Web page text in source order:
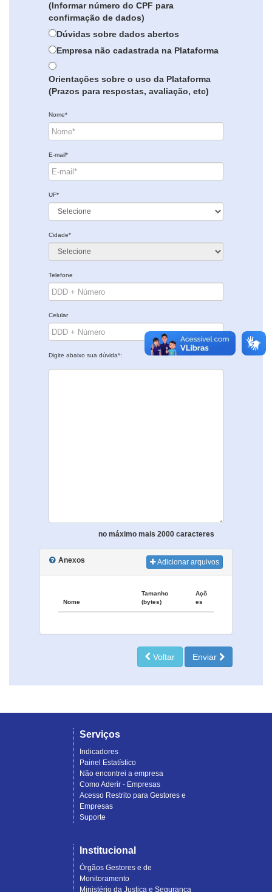
(Informar número do CPF para
confirmação de dados)
Dúvidas sobre dados abertos
Empresa não cadastrada na Plataforma
Orientações sobre o uso da Plataforma
(Prazos para respostas, avaliação, etc)
Nome*
E-mail*
UF*
Cidade*
Telefone
Celular
Digite abaixo sua dúvida*:
no máximo mais 2000 caracteres
Anexos Adicionar arquivos
Nome
Tamanho
(bytes)
Açõ
es
Voltar Enviar
Serviços
Indicadores
Painel Estatístico
Não encontrei a empresa
Como Aderir - Empresas
Acesso Restrito para Gestores e
Empresas
Suporte
Institucional
Órgãos Gestores e de
Monitoramento
Ministério da Justiça e Segurança